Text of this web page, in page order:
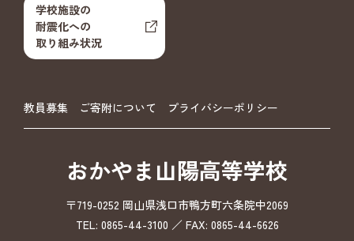
学校施設の
耐震化への
取り組み状況
教員募集 ご寄附について プライバシーポリシー
おかやま山陽高等学校
〒719-0252 岡山県浅口市鴨方町六条院中2069
TEL: 0865-44-3100 ／ FAX: 0865-44-6626